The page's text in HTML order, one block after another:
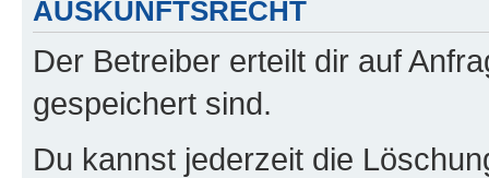
AUSKUNFTSRECHT
Der Betreiber erteilt dir auf
gespeichert sind.
Du kannst jederzeit die